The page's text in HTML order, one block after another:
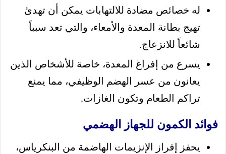
له خصائص مضادة للالتهابات يمكن أن تهدئ
تهيج بطانة المعدة والأمعاء، والتي تعد سبباً
شائعاً للانزعاج.
يسرع من إفراغ المعدة، خاصة للأشخاص الذين
يعانون من عسر الهضم الوظيفي، مما يمنع
تراكم الطعام وتكون الغازات.
فوائد الكمون للجهاز الهضمي
يحفز إفراز الإنزيمات الهاضمة من البنكرياس،